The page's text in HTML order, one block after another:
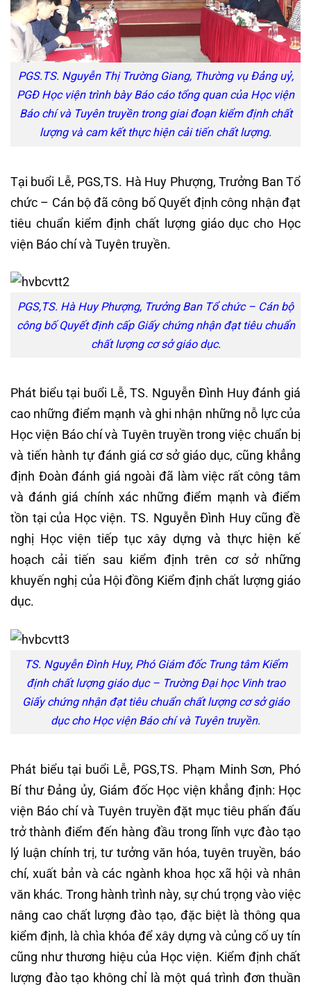
PGS.TS. Nguyễn Thị Trường Giang, Thường vụ Đảng uỷ,
PGĐ Học viện trình bày Báo cáo tổng quan của Học viện
Báo chí và Tuyên truyền trong giai đoạn kiểm định chất
lượng và cam kết thực hiện cải tiến chất lượng.
Tại buổi Lễ, PGS,TS. Hà Huy Phượng, Trưởng Ban Tổ
chức – Cán bộ đã công bố Quyết định công nhận đạt
tiêu chuẩn kiểm định chất lượng giáo dục cho Học
viện Báo chí và Tuyên truyền.
PGS,TS. Hà Huy Phượng, Trưởng Ban Tổ chức – Cán bộ
công bố Quyết định cấp Giấy chứng nhận đạt tiêu chuẩn
chất lượng cơ sở giáo dục.
Phát biểu tại buổi Lễ, TS. Nguyễn Đình Huy đánh giá
cao những điểm mạnh và ghi nhận những nỗ lực của
Học viện Báo chí và Tuyên truyền trong việc chuẩn bị
và tiến hành tự đánh giá cơ sở giáo dục, cũng khẳng
định Đoàn đánh giá ngoài đã làm việc rất công tâm
và đánh giá chính xác những điểm mạnh và điểm
tồn tại của Học viện. TS. Nguyễn Đình Huy cũng đề
nghị Học viện tiếp tục xây dựng và thực hiện kế
hoạch cải tiến sau kiểm định trên cơ sở những
khuyến nghị của Hội đồng Kiểm định chất lượng giáo
dục.
TS. Nguyễn Đình Huy, Phó Giám đốc Trung tâm Kiểm
định chất lượng giáo dục – Trường Đại học Vinh trao
Giấy chứng nhận đạt tiêu chuẩn chất lượng cơ sở giáo
dục cho Học viện Báo chí và Tuyên truyền.
Phát biểu tại buổi Lễ, PGS,TS. Phạm Minh Sơn, Phó
Bí thư Đảng ủy, Giám đốc Học viện khẳng định: Học
viện Báo chí và Tuyên truyền đặt mục tiêu phấn đấu
trở thành điểm đến hàng đầu trong lĩnh vực đào tạo
lý luận chính trị, tư tưởng văn hóa, tuyên truyền, báo
chí, xuất bản và các ngành khoa học xã hội và nhân
văn khác. Trong hành trình này, sự chú trọng vào việc
nâng cao chất lượng đào tạo, đặc biệt là thông qua
kiểm định, là chìa khóa để xây dựng và củng cố uy tín
cũng như thương hiệu của Học viện. Kiểm định chất
lượng đào tạo không chỉ là một quá trình đơn thuần